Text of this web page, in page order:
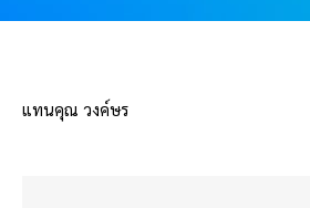
แทนคุณ วงค์ษร